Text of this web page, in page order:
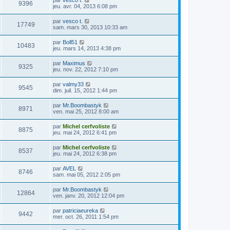
9396
jeu. avr. 04, 2013 6:08 pm
17749 par vesco t.
sam. mars 30, 2013 10:33 am
10483 par Boll51
jeu. mars 14, 2013 4:38 pm
9325 par Maximus
jeu. nov. 22, 2012 7:10 pm
9545 par valmy33
dim. juil. 15, 2012 1:44 pm
8971 par Mr.Boombastyk
ven. mai 25, 2012 8:00 am
8875 par Michel cerfvoliste
jeu. mai 24, 2012 6:41 pm
8537 par Michel cerfvoliste
jeu. mai 24, 2012 6:38 pm
8746 par AVEL
sam. mai 05, 2012 2:05 pm
12864 par Mr.Boombastyk
ven. janv. 20, 2012 12:04 pm
9442 par patriciaeureka
mer. oct. 26, 2011 1:54 pm